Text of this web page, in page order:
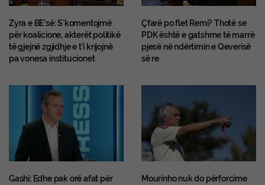
Zyra e BE’së: S’komentojmë
për koalicione, akterët politikë
të gjejnë zgjidhje e t’i krijojnë
pa vonesa institucionet
Çfarë po flet Remi? Thotë se
PDK është e gatshme të marrë
pjesë në ndërtimin e Qeverisë
së re
Gashi: Edhe pak orë afat për
Mourinho nuk do përforcime